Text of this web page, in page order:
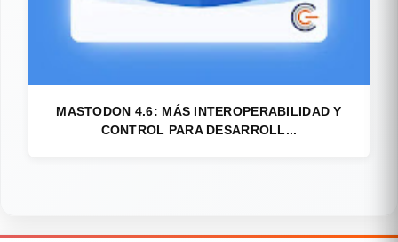
MASTODON 4.6: MÁS INTEROPERABILIDAD Y
CONTROL PARA DESARROLL...